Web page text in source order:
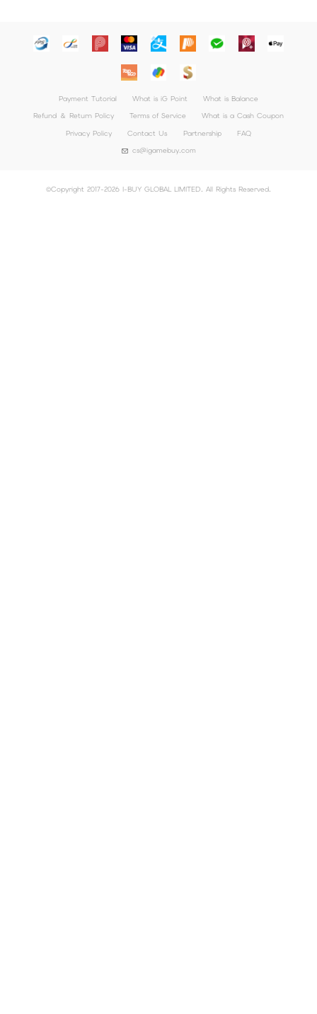
Payment Tutorial What is iG Point
What is Balance
Refund ＆ Return Policy
Terms of Service
What is a Cash Coupon
Privacy Policy
Contact Us Partnership
FAQ
cs@igamebuy.com
©Copyright 2017-2026 I-BUY GLOBAL LIMITED. All Rights Reserved.